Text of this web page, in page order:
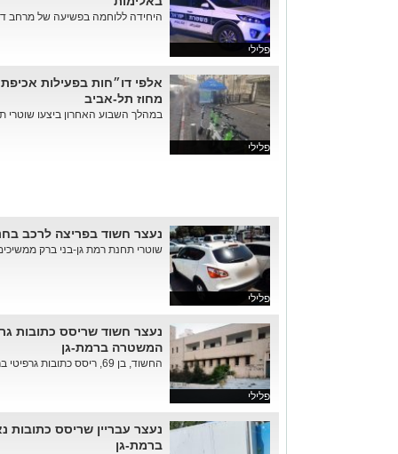
פלילי
היחידה ללוחמה בפשיעה של מרחב
פלילי
אלפי דו״חות בפעילות
מחוז תל-אביב
במהלך השבוע האחרון ביצעו שוטרי
פלילי
נעצר חשוד בפריצה לרכב
שוטרי תחנת רמת גן-בני ברק
פלילי
נעצר חשוד שריסס כתובות
המשטרה ברמת-גן
החשוד, בן 69, ריסס כתובות גרפיטי ברחבי רמת-גן ונעצר בתום חקריה ...
נעצר עבריין שריסס
ברמת-גן